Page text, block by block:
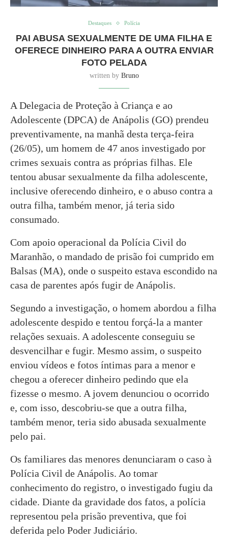
Destaques Polícia
PAI ABUSA SEXUALMENTE DE UMA FILHA E
OFERECE DINHEIRO PARA A OUTRA ENVIAR
FOTO PELADA
written by Bruno
A Delegacia de Proteção à Criança e ao
Adolescente (DPCA) de Anápolis (GO) prendeu
preventivamente, na manhã desta terça-feira
(26/05), um homem de 47 anos investigado por
crimes sexuais contra as próprias filhas. Ele
tentou abusar sexualmente da filha adolescente,
inclusive oferecendo dinheiro, e o abuso contra a
outra filha, também menor, já teria sido
consumado.
Com apoio operacional da Polícia Civil do
Maranhão, o mandado de prisão foi cumprido em
Balsas (MA), onde o suspeito estava escondido na
casa de parentes após fugir de Anápolis.
Segundo a investigação, o homem abordou a filha
adolescente despido e tentou forçá-la a manter
relações sexuais. A adolescente conseguiu se
desvencilhar e fugir. Mesmo assim, o suspeito
enviou vídeos e fotos íntimas para a menor e
chegou a oferecer dinheiro pedindo que ela
fizesse o mesmo. A jovem denunciou o ocorrido
e, com isso, descobriu-se que a outra filha,
também menor, teria sido abusada sexualmente
pelo pai.
Os familiares das menores denunciaram o caso à
Polícia Civil de Anápolis. Ao tomar
conhecimento do registro, o investigado fugiu da
cidade. Diante da gravidade dos fatos, a polícia
representou pela prisão preventiva, que foi
deferida pelo Poder Judiciário.